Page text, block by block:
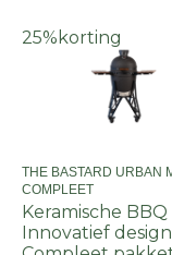
25% korting
THE BASTARD URBAN
COMPLEET
Keramische BBQ
Innovatief design